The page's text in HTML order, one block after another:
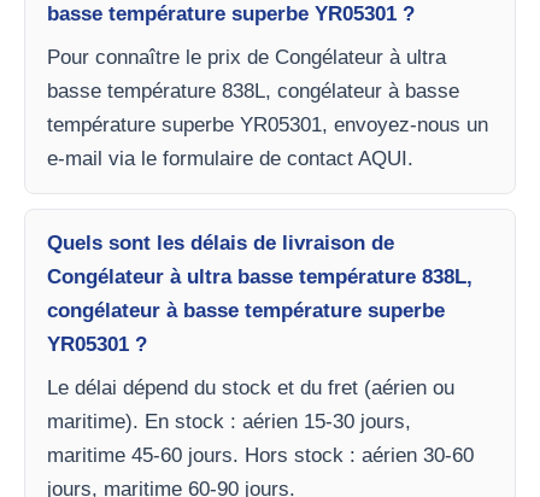
basse température superbe YR05301 ?
Pour connaître le prix de Congélateur à ultra
basse température 838L, congélateur à basse
température superbe YR05301, envoyez-nous un
e-mail via le formulaire de contact AQUI.
Quels sont les délais de livraison de
Congélateur à ultra basse température 838L,
congélateur à basse température superbe
YR05301 ?
Le délai dépend du stock et du fret (aérien ou
maritime). En stock : aérien 15-30 jours,
maritime 45-60 jours. Hors stock : aérien 30-60
jours, maritime 60-90 jours.